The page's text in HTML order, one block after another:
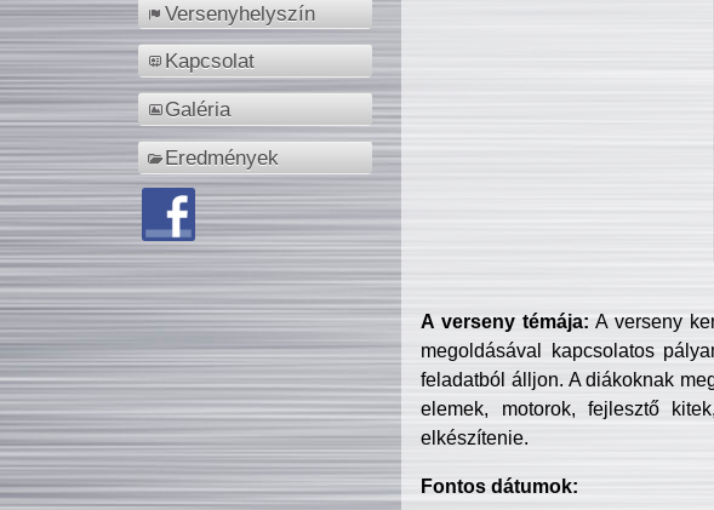
Versenyhelyszín
Kapcsolat
Galéria
Eredmények
A verseny témája: A verseny
megoldásával kapcsolatos
feladatból álljon. A diákoknak
elemek, motorok, fejlesztő
elkészítenie.
Fontos dátumok: